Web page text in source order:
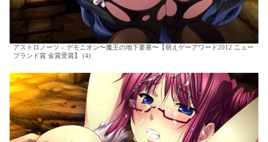
アストロノーツ – デモニオン〜魔王の地下要塞〜【萌えゲーアワード2012 ニュー
ブランド賞 金賞受賞】 (4)